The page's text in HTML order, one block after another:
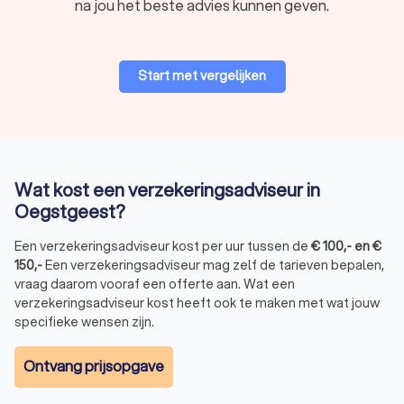
bedrijven met fysieke bezittingen.
dekking van proceskosten bij geschillen, bijvoorbeeld
over contracten, aankopen of arbeidsconflicten.
Het inschakelen van een onafhankelijke verzekeringsadviseur
biedt meerdere voordelen:
Onafhankelijk advies:
voor één verzekeraar en zoeken de beste optie voor
jouw situatie.
Persoonlijke service:Een adviseur kijkt naar jouw
specifieke behoeften en past het advies hierop aan.
Tijdsbesparing:Zelf verzekeringen vergelijken kost veel
tijd; een adviseur neemt dit werk uit handen.
dat je onder- of oververzekerd bent.
na jou het beste advies kunnen geven.
Start met vergelijken
Wat kost een verzekeringsadviseur in
Oegstgeest?
Een verzekeringsadviseur kost per uur tussen de €100,- en€
150,-Een verzekeringsadviseur mag zelf de tarieven bepalen,
vraag daarom vooraf een offerte aan. Wat een
verzekeringsadviseur kost heeft ook te maken met wat jouw
specifieke wensen zijn.
Ontvang prijsopgave